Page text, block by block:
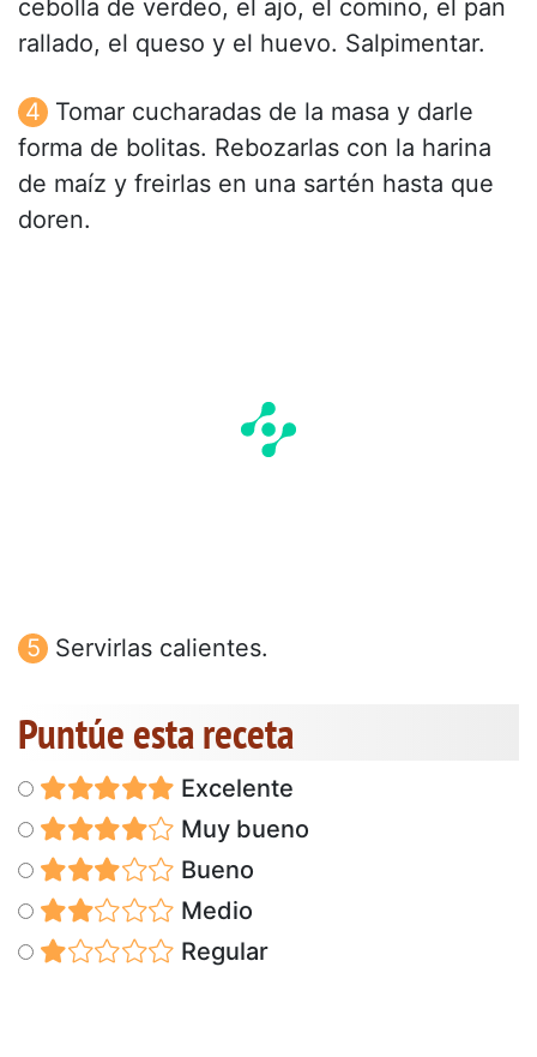
cebolla de verdeo, el ajo, el comino, el pan
rallado, el queso y el huevo. Salpimentar.
Tomar cucharadas de la masa y darle
forma de bolitas. Rebozarlas con la harina
de maíz y freirlas en una sartén hasta que
doren.
Servirlas calientes.
Puntúe esta receta
Excelente
Muy bueno
Bueno
Medio
Regular